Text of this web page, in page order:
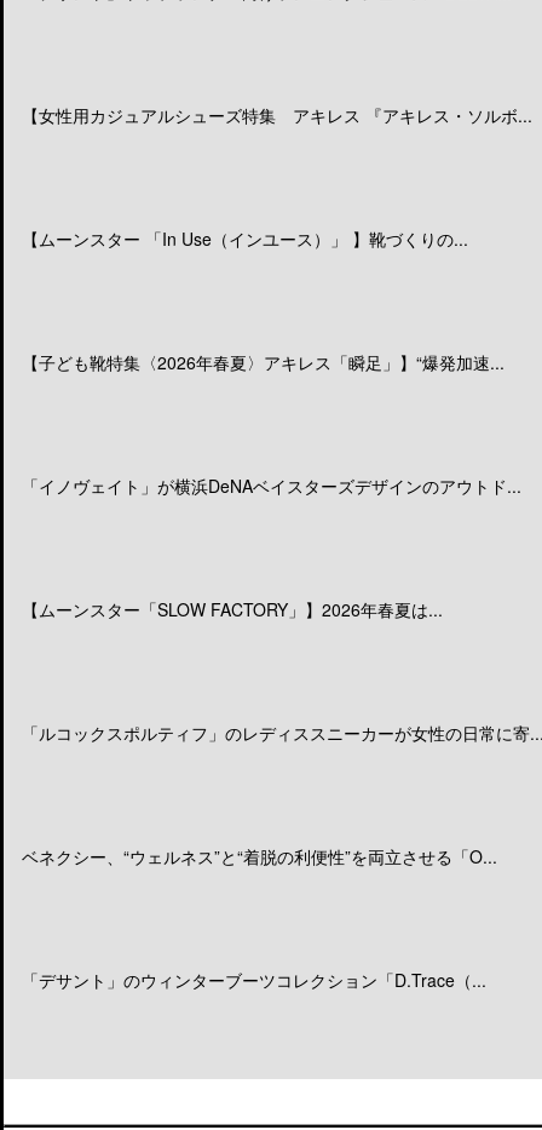
【女性用カジュアルシューズ特集 アキレス 『アキレス・ソルボ...
【ムーンスター 「In Use（インユース）」 】靴づくりの...
【子ども靴特集〈2026年春夏〉アキレス「瞬足」】“爆発加速...
「イノヴェイト」が横浜DeNAベイスターズデザインのアウトド...
【ムーンスター「SLOW FACTORY」】2026年春夏は...
「ルコックスポルティフ」のレディススニーカーが女性の日常に寄
ベネクシー、“ウェルネス”と“着脱の利便性”を両立させる「O...
「デサント」のウィンターブーツコレクション「D.Trace（...